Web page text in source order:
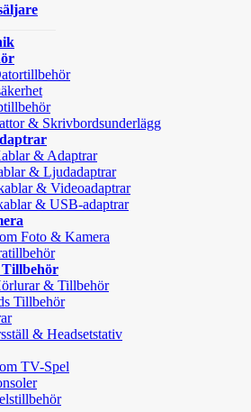
& Skrivbordsunderlägg
& Adaptrar
& Ljudadaptrar
& Videoadaptrar
& USB-adaptrar
Foto & Kamera
& Tillbehör
Tillbehör
& Headsetstativ
TV-Spel